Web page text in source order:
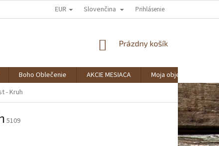
SPOLUPRÁCA VERNOSTNÝ KLUB BOHOSTYLE
EUR Slovenčina Prihlásenie
NÁKUPNÝ
Prázdny košík
Boho Oblečenie AKCIE MESIACA
Moja objednávka
- Kruh
5109